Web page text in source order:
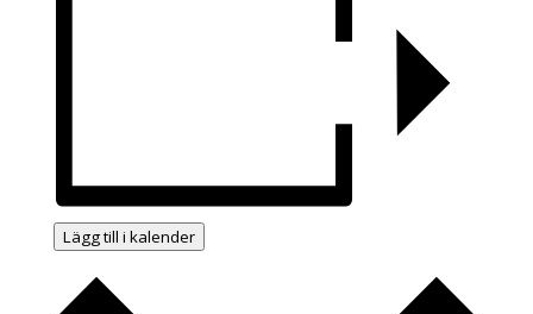
Lägg till i kalender